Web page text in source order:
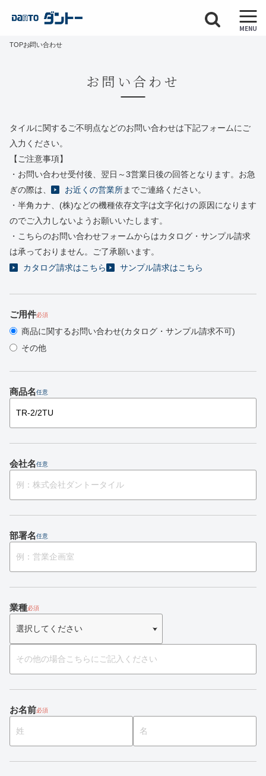
MENU
TOPお問い合わせ
お問い合わせ
タイルに関するご不明点などのお問い合わせは下記フォームにご
入力ください。
【ご注意事項】
・お問い合わせ受付後、翌日～3営業日後の回答となります。お急
ぎの際は、
お近くの営業所までご連絡ください。
・半角カナ、(株)などの機種依存文字は文字化けの原因になります
のでご入力しないようお願いいたします。
・こちらのお問い合わせフォームからはカタログ・サンプル請求
は承っておりません。ご了承願います。
カタログ請求はこちら
サンプル請求はこちら
ご用件必須
商品に関するお問い合わせ(カタログ・サンプル請求不可)
その他
商品名任意
会社名任意
部署名任意
業種必須
お名前必須